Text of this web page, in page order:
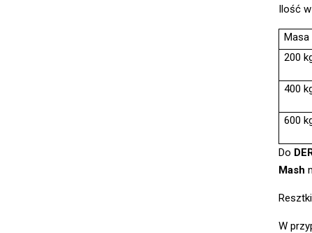
Ilość
Masa
200
400
600
Do
Mash
W